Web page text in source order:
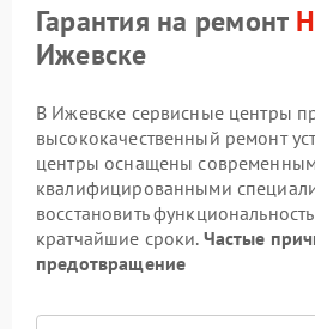
Гарантия на ремонт
Ижевске
В Ижевске сервисные центры
высококачественный ремонт
центры оснащены
квалифицированными
восстановить
кратчайшие сроки. Частые
предотвращение